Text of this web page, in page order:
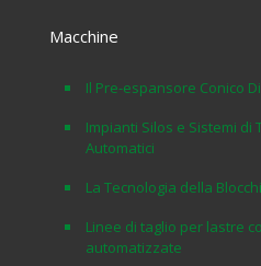
Macchine
Il Pre-espansore Conico
Impianti Silos e Sistemi
Automatici
La Tecnologia della
Linee di taglio per lastre
automatizzate